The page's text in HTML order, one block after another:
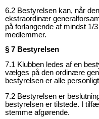
6.2 Bestyrelsen kan, når
ekstraordinær
på forlangende af mindst 1/
medlemmer.
§ 7 Bestyrelsen
7.1 Klubben ledes af en
vælges på den ordinære
bestyrelsen er alle
7.2 Bestyrelsen er
bestyrelsen er tilstede. I
stemme afgørende.